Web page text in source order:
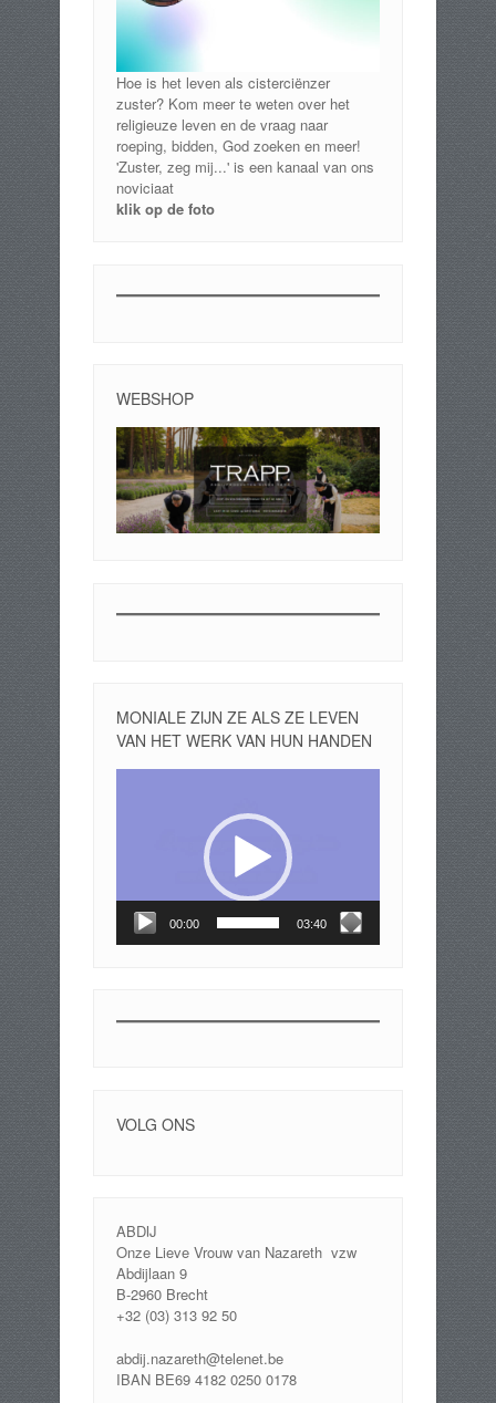
Hoe is het leven als cisterciënzer
zuster? Kom meer te weten over het
religieuze leven en de vraag naar
roeping, bidden, God zoeken en meer!
'Zuster, zeg mij...' is een kanaal van ons
noviciaat
klik op de foto
WEBSHOP
MONIALE ZIJN ZE ALS ZE LEVEN
VAN HET WERK VAN HUN HANDEN
00:00 03:40
VOLG ONS
ABDIJ
Onze Lieve Vrouw van Nazareth vzw
Abdijlaan 9
B-2960 Brecht
+32 (03) 313 92 50
abdij.nazareth@telenet.be
IBAN BE69 4182 0250 0178